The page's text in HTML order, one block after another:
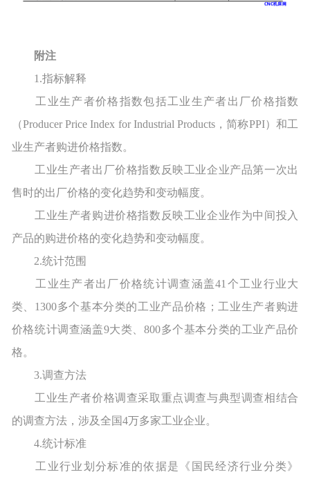
附注
1.指标解释
工业生产者价格指数包括工业生产者出厂价格指数
（Producer Price Index for Industrial Products，简称PPI）和工
业生产者购进价格指数。
工业生产者出厂价格指数反映工业企业产品第一次出
售时的出厂价格的变化趋势和变动幅度。
工业生产者购进价格指数反映工业企业作为中间投入
产品的购进价格的变化趋势和变动幅度。
2.统计范围
工业生产者出厂价格统计调查涵盖41个工业行业大
类、1300多个基本分类的工业产品价格；工业生产者购进
价格统计调查涵盖9大类、800多个基本分类的工业产品价
格。
3.调查方法
工业生产者价格调查采取重点调查与典型调查相结合
的调查方法，涉及全国4万多家工业企业。
4.统计标准
工业行业划分标准的依据是《国民经济行业分类》